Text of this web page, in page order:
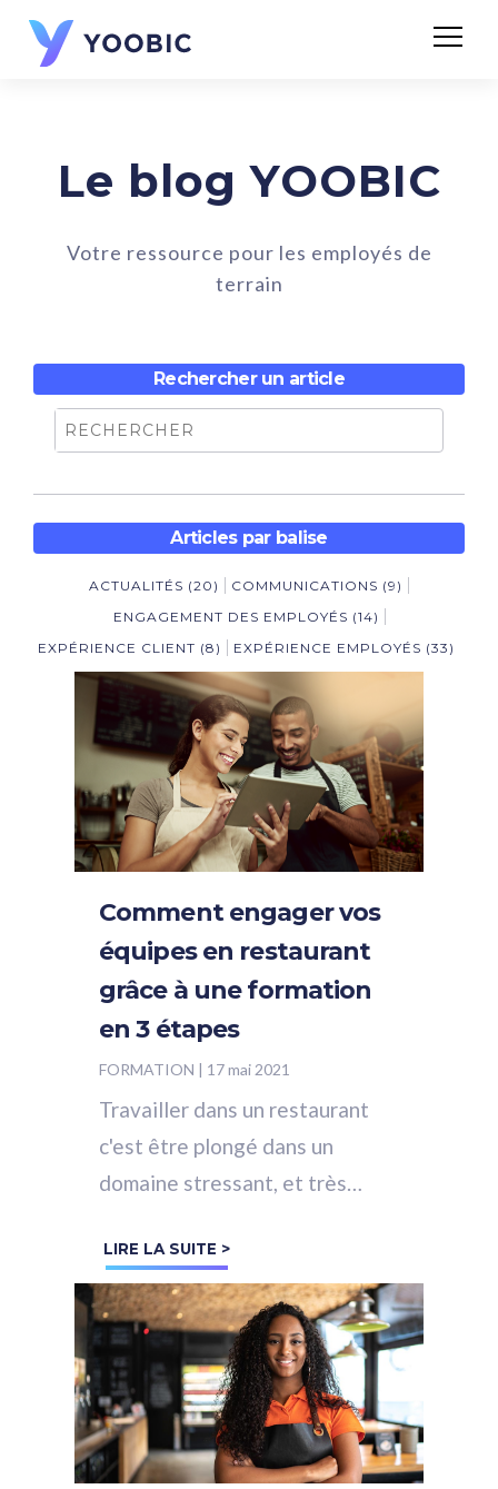
Le blog YOOBIC
Votre ressource pour les employés de
terrain
Rechercher un article
Articles par balise
ACTUALITÉS (20) COMMUNICATIONS (9)
ENGAGEMENT DES EMPLOYÉS (14)
EXPÉRIENCE CLIENT (8) EXPÉRIENCE EMPLOYÉS (33)
Comment engager vos
équipes en restaurant
grâce à une formation
en 3 étapes
FORMATION | 17 mai 2021
Travailler dans un restaurant
c'est être plongé dans un
domaine stressant, et très
leur réouverture alors qu'ils
ont été...
LIRE LA SUITE >